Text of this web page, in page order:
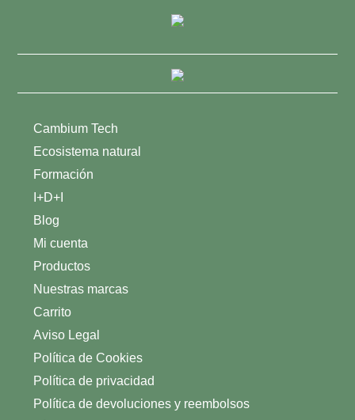
Cambium Tech
Ecosistema natural
Formación
I+D+I
Blog
Mi cuenta
Productos
Nuestras marcas
Carrito
Aviso Legal
Política de Cookies
Política de privacidad
Política de devoluciones y reembolsos